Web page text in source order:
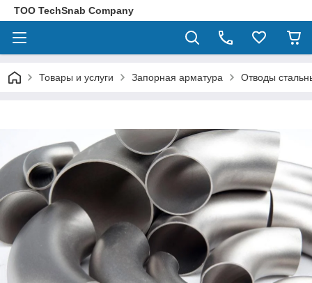
ТОО TechSnab Company
Товары и услуги Запорная арматура Отводы